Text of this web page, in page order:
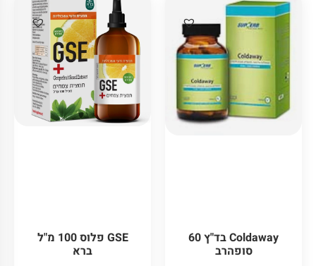
Coldaway בד"ץ 60
סופהרב
GSE פלוס 100 מ"ל
ברא